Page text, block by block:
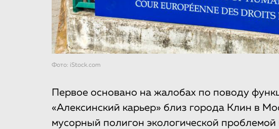
Фото: iStock.com
Первое основано на жалобах по поводу
«Алексинский карьер» близ города Клин в
мусорный полигон экологической